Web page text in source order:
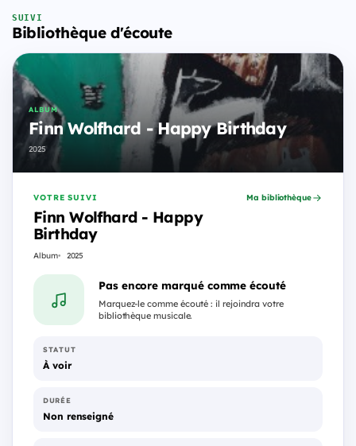
SUIVI
Bibliothèque d'écoute
ALBUM
Finn Wolfhard - Happy Birthday
2025
VOTRE SUIVI
Finn Wolfhard - Happy
Birthday
Album 2025
Ma bibliothèque
Pas encore marqué comme écouté
Marquez-le comme écouté : il rejoindra votre
bibliothèque musicale.
STATUT
À voir
DURÉE
Non renseigné